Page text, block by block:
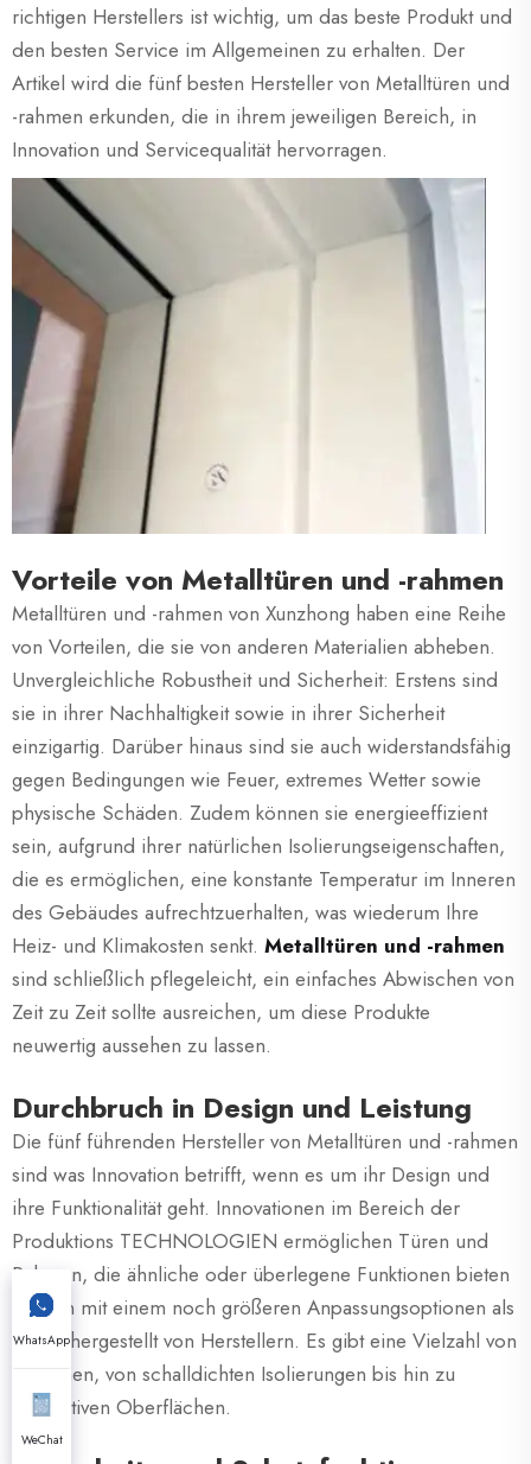
richtigen Herstellers ist wichtig, um das beste Produkt und
den besten Service im Allgemeinen zu erhalten. Der
Artikel wird die fünf besten Hersteller von Metalltüren und
-rahmen erkunden, die in ihrem jeweiligen Bereich, in
Innovation und Servicequalität hervorragen.
Vorteile von Metalltüren und -rahmen
Metalltüren und -rahmen von Xunzhong haben eine Reihe
von Vorteilen, die sie von anderen Materialien abheben.
Unvergleichliche Robustheit und Sicherheit: Erstens sind
sie in ihrer Nachhaltigkeit sowie in ihrer Sicherheit
einzigartig. Darüber hinaus sind sie auch widerstandsfähig
gegen Bedingungen wie Feuer, extremes Wetter sowie
physische Schäden. Zudem können sie energieeffizient
sein, aufgrund ihrer natürlichen Isolierungseigenschaften,
die es ermöglichen, eine konstante Temperatur im Inneren
des Gebäudes aufrechtzuerhalten, was wiederum Ihre
Heiz- und Klimakosten senkt. Metalltüren und -rahmen
sind schließlich pflegeleicht, ein einfaches Abwischen von
Zeit zu Zeit sollte ausreichen, um diese Produkte
neuwertig aussehen zu lassen.
Durchbruch in Design und Leistung
Die fünf führenden Hersteller von Metalltüren und -rahmen
sind was Innovation betrifft, wenn es um ihr Design und
ihre Funktionalität geht. Innovationen im Bereich der
Produktions TECHNOLOGIEN ermöglichen Türen und
Rahmen, die ähnliche oder überlegene Funktionen bieten
können mit einem noch größeren Anpassungsoptionen als
zuvor, hergestellt von Herstellern. Es gibt eine Vielzahl von
Optionen, von schalldichten Isolierungen bis hin zu
dekorativen Oberflächen.
WhatsApp
WeChat